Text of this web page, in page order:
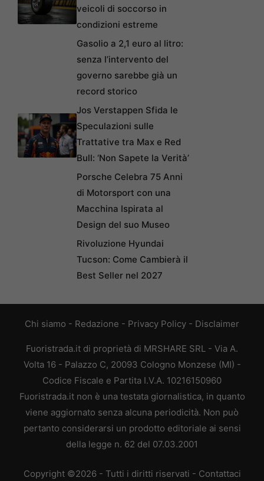
veicoli di soccorso in
condizioni estreme
Gasolio a 2,1 euro al litro:
senza l’intervento del
governo sarebbe già un
record storico
Jos Verstappen Sfida le
Speculazioni sulle
Trattative tra Max e Red
Bull: ‘Non Sapete la Verità’
Porsche Celebra 75 Anni
di Motorsport con una
Macchina Ispirata al
Design del suo Museo
Rivoluzione Hyundai
Tucson: Come Cambierà il
Best Seller nel 2027
Chi siamo - Redazione - Privacy Policy - Disclaimer
Fuoristrada.it di proprietà di MRSHARE SRL - Via A.
Volta 16 - Palazzo C, 20093 Cologno Monzese (MI) -
Codice Fiscale e Partita I.V.A. 10216150960
Fuoristrada.it non è una testata giornalistica, in quanto
viene aggiornato senza alcuna periodicità. Non può
pertanto considerarsi un prodotto editoriale ai sensi
della legge n. 62 del 07.03.2001
Copyright ©2026 - Tutti i diritti riservati - Contattaci